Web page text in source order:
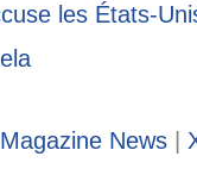
les États-
News